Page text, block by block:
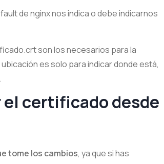
de nginx nos indica o debe indicarnos
son los necesarios para la
es solo para indicar donde está,
el certificado desde
tome los cambios, ya que si has